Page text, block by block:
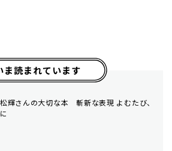
ま読まれています
輝さんの大切な本 斬新な表現 よむたび、